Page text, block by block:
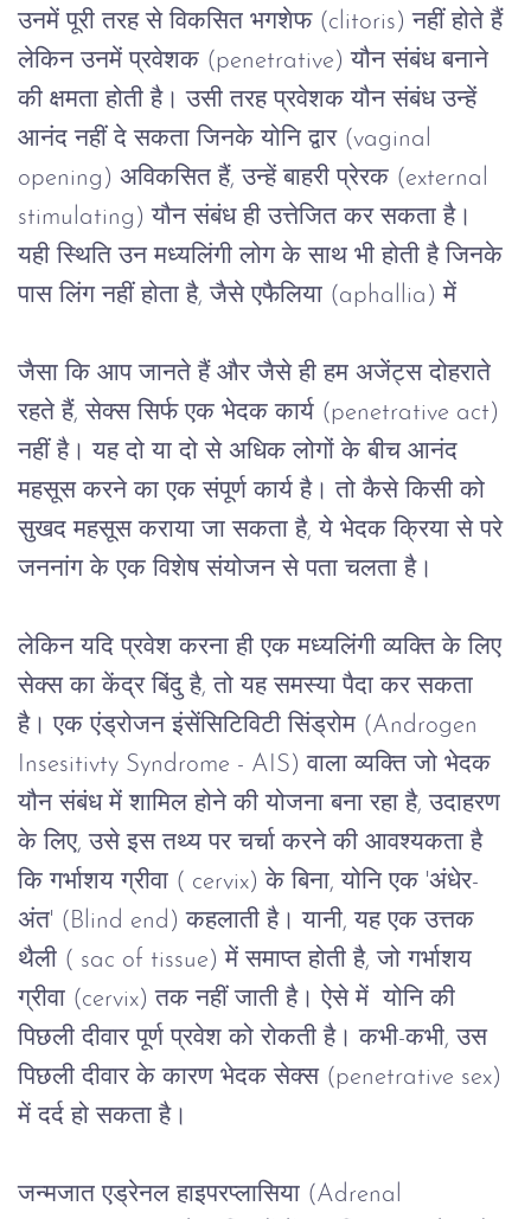
उनमें पूरी तरह से विकसित भगशेफ (clitoris) नहीं होते हैं
लेकिन उनमें प्रवेशक (penetrative) यौन संबंध बनाने
की क्षमता होती है। उसी तरह प्रवेशक यौन संबंध उन्हें
आनंद नहीं दे सकता जिनके योनि द्वार (vaginal
opening) अविकसित हैं, उन्हें बाहरी प्रेरक (external
stimulating) यौन संबंध ही उत्तेजित कर सकता है।
यही स्थिति उन मध्यलिंगी लोग के साथ भी होती है जिनके
पास लिंग नहीं होता है, जैसे एफैलिया (aphallia) में
जैसा कि आप जानते हैं और जैसे ही हम अजेंट्स दोहराते
रहते हैं, सेक्स सिर्फ एक भेदक कार्य (penetrative act)
नहीं है। यह दो या दो से अधिक लोगों के बीच आनंद
महसूस करने का एक संपूर्ण कार्य है। तो कैसे किसी को
सुखद महसूस कराया जा सकता है, ये भेदक क्रिया से परे
जननांग के एक विशेष संयोजन से पता चलता है।
लेकिन यदि प्रवेश करना ही एक मध्यलिंगी व्यक्ति के लिए
सेक्स का केंद्र बिंदु है, तो यह समस्या पैदा कर सकता
है। एक एंड्रोजन इंसेंसिटिविटी सिंड्रोम (Androgen
Insesitivty Syndrome - AIS) वाला व्यक्ति जो भेदक
यौन संबंध में शामिल होने की योजना बना रहा है, उदाहरण
के लिए, उसे इस तथ्य पर चर्चा करने की आवश्यकता है
कि गर्भाशय ग्रीवा ( cervix) के बिना, योनि एक 'अंधेर-
अंत' (Blind end) कहलाती है। यानी, यह एक उत्तक
थैली ( sac of tissue) में समाप्त होती है, जो गर्भाशय
ग्रीवा (cervix) तक नहीं जाती है। ऐसे में योनि की
पिछली दीवार पूर्ण प्रवेश को रोकती है। कभी-कभी, उस
पिछली दीवार के कारण भेदक सेक्स (penetrative sex)
में दर्द हो सकता है।
जन्मजात एड्रेनल हाइपरप्लासिया (Adrenal